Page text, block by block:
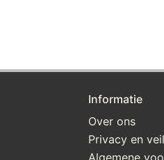
Informatie
Over ons
Privacy en